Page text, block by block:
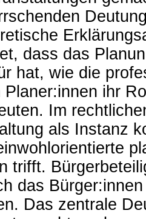
dass das
hat, wie die
ihr
Im
als Instanz
trifft.
das
Das zentrale